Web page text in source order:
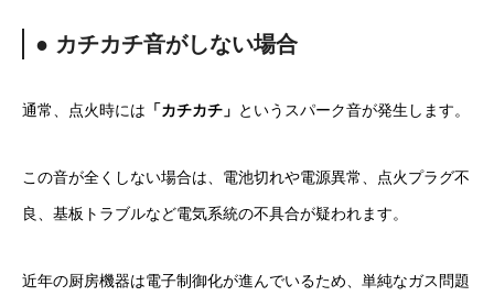
● カチカチ音がしない場合
通常、点火時には 「カチカチ」 というスパーク音が発生します。
この音が全くしない場合は、電池切れや電源異常、点火プラグ不
良、基板トラブルなど電気系統の不具合が疑われます。
近年の厨房機器は電子制御化が進んでいるため、単純なガス問題